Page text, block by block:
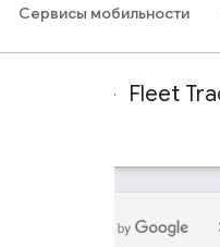
Сервисы мобильности
Fleet